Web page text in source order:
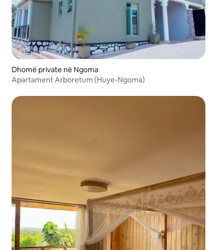
Dhomë private në Ngoma
Apartament Arboretum (Huye-Ngoma)